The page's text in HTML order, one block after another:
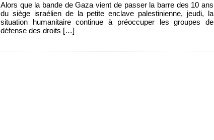
Alors que la bande de Gaza vient de passer la barre des 10 ans
du siège israélien de la petite enclave palestinienne, jeudi, la
situation humanitaire continue à préoccuper les groupes de
défense des droits […]